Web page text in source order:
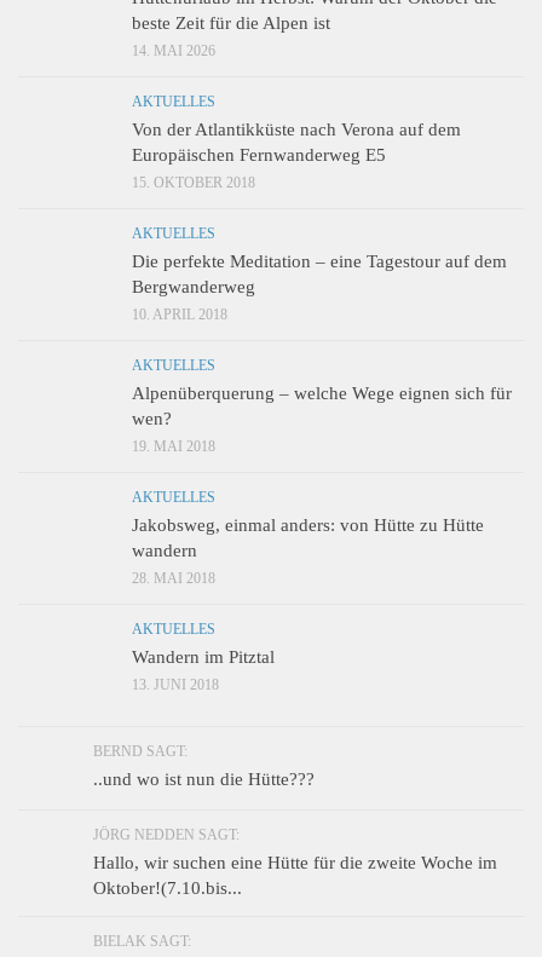
beste Zeit für die Alpen ist
14. MAI 2026
AKTUELLES
Von der Atlantikküste nach Verona auf dem
Europäischen Fernwanderweg E5
15. OKTOBER 2018
AKTUELLES
Die perfekte Meditation – eine Tagestour auf dem
Bergwanderweg
10. APRIL 2018
AKTUELLES
Alpenüberquerung – welche Wege eignen sich für
wen?
19. MAI 2018
AKTUELLES
Jakobsweg, einmal anders: von Hütte zu Hütte
wandern
28. MAI 2018
AKTUELLES
Wandern im Pitztal
13. JUNI 2018
BERND SAGT:
..und wo ist nun die Hütte???
JÖRG NEDDEN SAGT:
Hallo, wir suchen eine Hütte für die zweite Woche im
Oktober!(7.10.bis...
BIELAK SAGT: